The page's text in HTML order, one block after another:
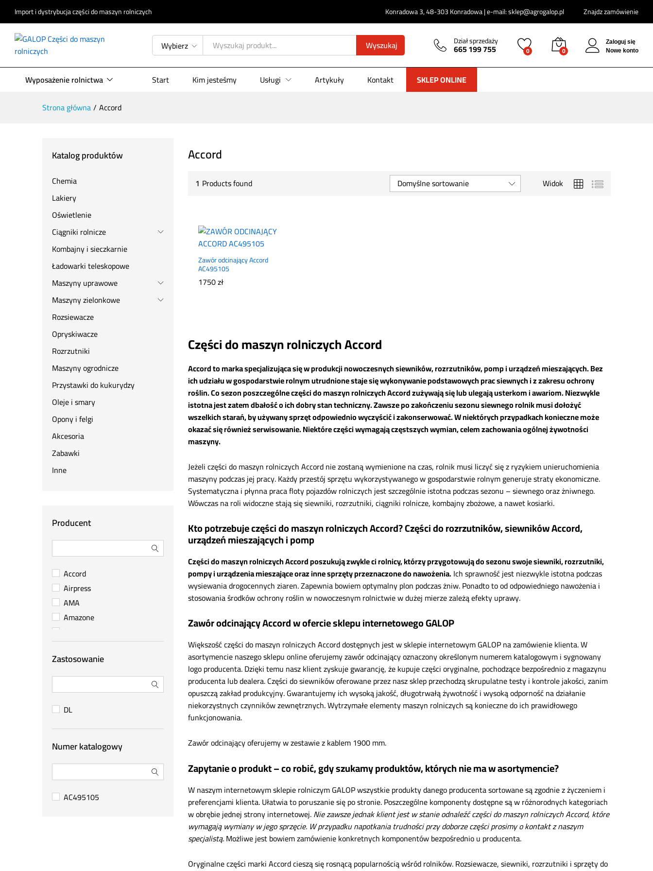
Import i dystrybucja części do maszyn rolniczych Konradowa 3, 48-303 Konradowa | e-mail: sklep@agrogalop.pl Znajdz zamówienie
Wybierz Wyszukaj Dział sprzedaży
665 199 755 0 0
Zaloguj się
Nowe konto
Wyposażenie rolnictwa Start Kim jesteśmy Usługi Artykuły Kontakt
SKLEP ONLINE
Strona główna/ Accord
Accord
1 Products found Widok
Domyślne sortowanie
Zawór odcinający Accord
AC495105
1750zł
1750zł
Części do maszyn rolniczych Accord
Accord to marka specjalizująca się w produkcji nowoczesnych siewników, rozrzutników, pomp i urządzeń mieszających. Bez
ich udziału w gospodarstwie rolnym utrudnione staje się wykonywanie podstawowych prac siewnych i z zakresu ochrony
roślin. Co sezon poszczególne części do maszyn rolniczych Accord zużywają się lub ulegają usterkom i awariom. Niezwykle
istotna jest zatem dbałość o ich dobry stan techniczny. Zawsze po zakończeniu sezonu siewnego rolnik musi dołożyć
wszelkich starań, by używany sprzęt odpowiednio wyczyścić i zakonserwować. W niektórych przypadkach konieczne może
okazać się również serwisowanie. Niektóre części wymagają częstszych wymian, celem zachowania ogólnej żywotności
maszyny.
Jeżeli części do maszyn rolniczych Accord nie zostaną wymienione na czas, rolnik musi liczyć się z ryzykiem unieruchomienia
maszyny podczas jej pracy. Każdy przestój sprzętu wykorzystywanego w gospodarstwie rolnym generuje straty ekonomiczne.
Systematyczna i płynna praca floty pojazdów rolniczych jest szczególnie istotna podczas sezonu – siewnego oraz żniwnego.
Wówczas na roli widoczne stają się siewniki, rozrzutniki, ciągniki rolnicze, kombajny zbożowe, a nawet kosiarki.
Kto potrzebuje części do maszyn rolniczych Accord? Części do rozrzutników, siewników Accord,
urządzeń mieszających i pomp
Części do maszyn rolniczych Accord poszukują zwykle ci rolnicy, którzy przygotowują do sezonu swoje siewniki, rozrzutniki,
pompy i urządzenia mieszające oraz inne sprzęty przeznaczone do nawożenia. Ich sprawność jest niezwykle istotna podczas
wysiewania drogocennych ziaren. Zapewnia bowiem optymalny plon podczas żniw. Ponadto to od odpowiedniego nawożenia i
stosowania środków ochrony roślin w nowoczesnym rolnictwie w dużej mierze zależą efekty uprawy.
Zawór odcinający Accord w ofercie sklepu internetowego GALOP
Większość części do maszyn rolniczych Accord dostępnych jest w sklepie internetowym GALOP na zamówienie klienta. W
asortymencie naszego sklepu online oferujemy zawór odcinający oznaczony określonym numerem katalogowym i sygnowany
logo producenta. Dzięki temu nasz klient zyskuje gwarancję, że kupuje części oryginalne, pochodzące bezpośrednio z magazynu
producenta lub dealera. Części do siewników oferowane przez nasz sklep przechodzą skrupulatne testy i kontrole jakości, zanim
opuszczą zakład produkcyjny. Gwarantujemy ich wysoką jakość, długotrwałą żywotność i wysoką odporność na działanie
niekorzystnych czynników zewnętrznych. Wytrzymałe elementy maszyn rolniczych są konieczne do ich prawidłowego
funkcjonowania.
Zawór odcinający oferujemy w zestawie z kablem 1900 mm.
Zapytanie o produkt – co robić, gdy szukamy produktów, których nie ma w asortymencie?
W naszym internetowym sklepie rolniczym GALOP wszystkie produkty danego producenta sortowane są zgodnie z życzeniem i
preferencjami klienta. Ułatwia to poruszanie się po stronie. Poszczególne komponenty dostępne są w różnorodnych kategoriach
w obrębie jednej strony internetowej.Nie zawsze jednak klient jest w stanie odnaleźć części do maszyn rolniczych Accord, które
wymagają wymiany w jego sprzęcie. W przypadku napotkania trudności przy doborze części prosimy o kontakt z naszym
specjalistą.Możliwe jest bowiem zamówienie konkretnych komponentów bezpośrednio u producenta.
Oryginalne części marki Accord cieszą się rosnącą popularnością wśród rolników. Rozsiewacze, siewniki, rozrzutniki i sprzęty do
Katalog produktów
Chemia
Lakiery
Oświetlenie
Ciągniki rolnicze
Kombajny i sieczkarnie
Ładowarki teleskopowe
Maszyny uprawowe
Maszyny zielonkowe
Rozsiewacze
Opryskiwacze
Rozrzutniki
Maszyny ogrodnicze
Przystawki do kukurydzy
Oleje i smary
Opony i felgi
Akcesoria
Zabawki
Inne
Producent
Accord
Airpress
AMA
Amazone
Berthoud
Biso
Bruder
Capello
CAT
CNH (Case / New Holland)
CX80
Deutz-Fahr
Donaldson
Farmet
Zastosowanie
DL
Numer katalogowy
AC495105